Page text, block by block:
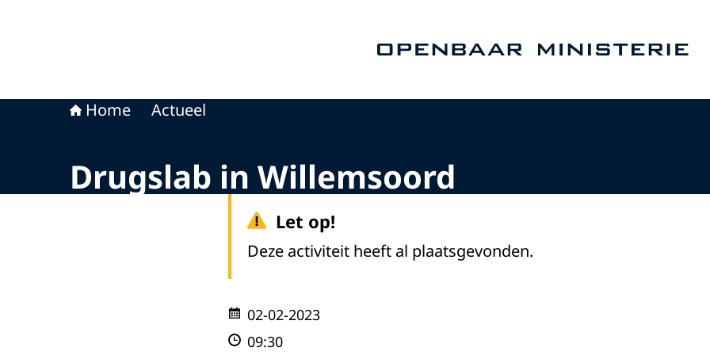
Home Actueel
Drugslab in Willemsoord
Let op!
Deze activiteit heeft al plaatsgevonden.
02-02-2023
09:30